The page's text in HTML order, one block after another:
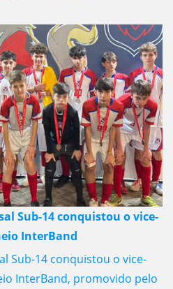
Sub-14 conquistou o vice-
InterBand
Sub-14 conquistou o vice-
InterBand, promovido pelo